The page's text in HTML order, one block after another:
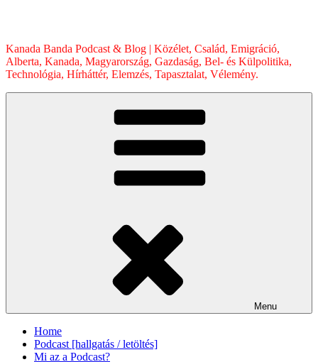
Kanada Banda Podcast & Blog | Közélet, Család, Emigráció,
Alberta, Kanada, Magyarország, Gazdaság, Bel- és Külpolitika,
Technológia, Hírháttér, Elemzés, Tapasztalat, Vélemény.
Menu
Home
Podcast [hallgatás / letöltés]
Mi az a Podcast?